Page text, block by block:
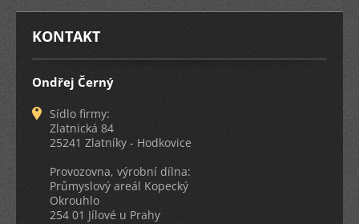
KONTAKT
Ondřej Černý
Sídlo firmy:
Zlatnická 84
25241 Zlatníky - Hodkovice
Provozovna, výrobní dílna:
Průmyslový areál Kopecký
Okrouhlo
254 01 Jílové u Prahy